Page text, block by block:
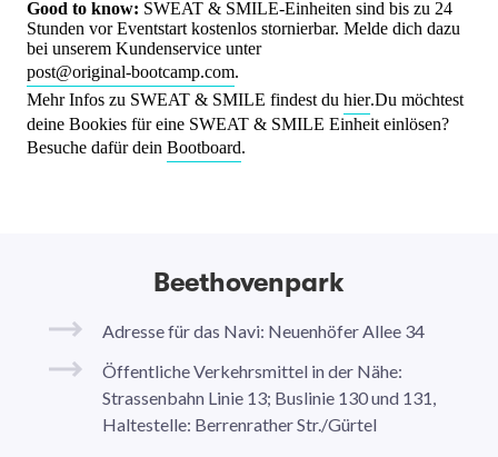
Good to know: SWEAT & SMILE-Einheiten sind bis zu 24
Stunden vor Eventstart kostenlos stornierbar. Melde dich dazu
bei unserem Kundenservice unter
post@original-bootcamp.com.
Mehr Infos zu SWEAT & SMILE findest du hier.Du möchtest
deine Bookies für eine SWEAT & SMILE Einheit einlösen?
Besuche dafür dein Bootboard.
Beethovenpark
Adresse für das Navi: Neuenhöfer Allee 34
Öffentliche Verkehrsmittel in der Nähe:
Strassenbahn Linie 13; Buslinie 130 und 131,
Haltestelle: Berrenrather Str./Gürtel